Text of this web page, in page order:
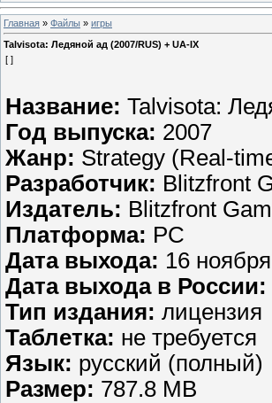
Главная » Файлы » игры
Talvisota: Ледяной ад (2007/RUS) + UA-IX
[ ]
Название: Talvisota:
Год выпуска: 2007
Жанр: Strategy (Real-
Разработчик: Blitzfront
Издатель: Blitzfront
Платформа: PC
Дата выхода: 16
Дата выхода в России:
Тип издания: лицензия
Таблетка: не требуется
Язык: русский (полный)
Размер: 787.8 MB